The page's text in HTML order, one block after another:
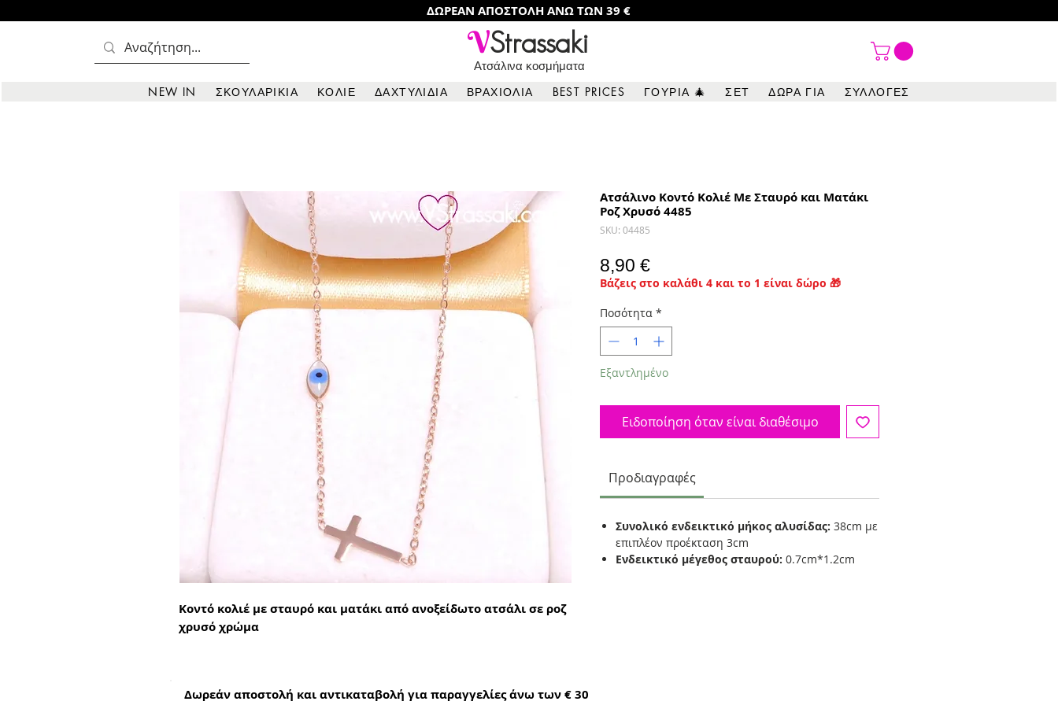
ΔΩΡΕΑΝ ΑΠΟΣΤΟΛΗ ΑΝΩ ΤΩΝ 39 €
VStrassaki
Ατσάλινα κοσμήματα
NEW IN ΣΚΟΥΛΑΡΙΚΙΑ ΚΟΛΙΕ ΔΑΧΤΥΛΙΔΙΑ ΒΡΑΧΙΟΛΙΑ BEST PRICES ΓΟΥΡΙΑ 🎄 ΣΕΤ ΔΩΡΑ ΓΙΑ ΣΥΛΛΟΓΕΣ
Κοντό κολιέ με σταυρό και ματάκι από ανοξείδωτο ατσάλι σε ροζ
χρυσό χρώμα
Ατσάλινο Κοντό Κολιέ Με Σταυρό και Ματάκι
Ροζ Χρυσό 4485
SKU: 04485
8,90 €Τιμή
Βάζεις στο καλάθι 4 και το 1 είναι δώρο 🎁
Ποσότητα *
Εξαντλημένο
Ειδοποίηση όταν είναι διαθέσιμο
Προδιαγραφές
Συνολικό ενδεικτικό μήκος αλυσίδας: 38cm με
επιπλέον προέκταση 3cm
Ενδεικτικό μέγεθος σταυρού: 0.7cm*1.2cm
Δωρεάν αποστολή και αντικαταβολή για παραγγελίες άνω των € 30